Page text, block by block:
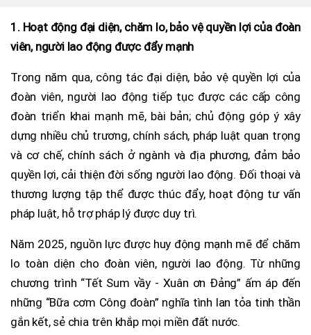
1. Hoạt động đại diện, chăm lo, bảo vệ quyền lợi của đoàn
viên, người lao động được đẩy mạnh
Trong năm qua, công tác đại diện, bảo vệ quyền lợi của
đoàn viên, người lao động tiếp tục được các cấp công
đoàn triển khai mạnh mẽ, bài bản; chủ động góp ý xây
dựng nhiều chủ trương, chính sách, pháp luật quan trọng
và cơ chế, chính sách ở ngành và địa phương, đảm bảo
quyền lợi, cải thiện đời sống người lao động. Đối thoại và
thương lượng tập thể được thúc đẩy, hoạt động tư vấn
pháp luật, hỗ trợ pháp lý được duy trì.
Năm 2025, nguồn lực được huy động mạnh mẽ để chăm
lo toàn diện cho đoàn viên, người lao động. Từ những
chương trình “Tết Sum vầy - Xuân ơn Đảng” ấm áp đến
những “Bữa cơm Công đoàn” nghĩa tình lan tỏa tinh thần
gắn kết, sẻ chia trên khắp mọi miền đất nước.